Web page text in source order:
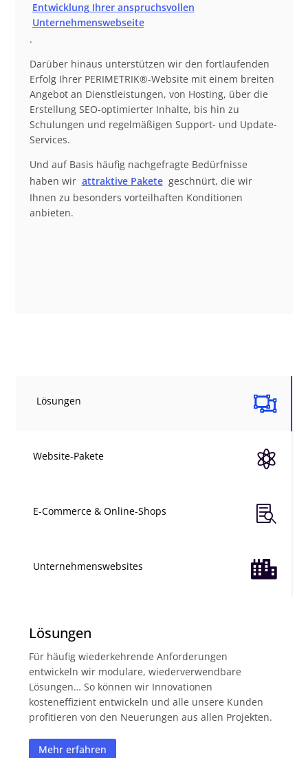
Entwicklung Ihrer anspruchsvollen
Unternehmenswebseite
.
Darüber hinaus unterstützen wir den fortlaufenden
Erfolg Ihrer PERIMETRIK®-Website mit einem breiten
Angebot an Dienstleistungen, von Hosting, über die
Erstellung SEO-optimierter Inhalte, bis hin zu
Schulungen und regelmäßigen Support- und Update-
Services.
Und auf Basis häufig nachgefragte Bedürfnisse
haben wir attraktive Pakete geschnürt, die wir
Ihnen zu besonders vorteilhaften Konditionen
anbieten.

Lösungen

Website-Pakete

E-Commerce & Online-Shops

Unternehmenswebsites
Lösungen
Für häufig wiederkehrende Anforderungen
entwickeln wir modulare, wiederverwendbare
Lösungen… So können wir Innovationen
kosteneffizient entwickeln und alle unsere Kunden
profitieren von den Neuerungen aus allen Projekten.
Mehr erfahren